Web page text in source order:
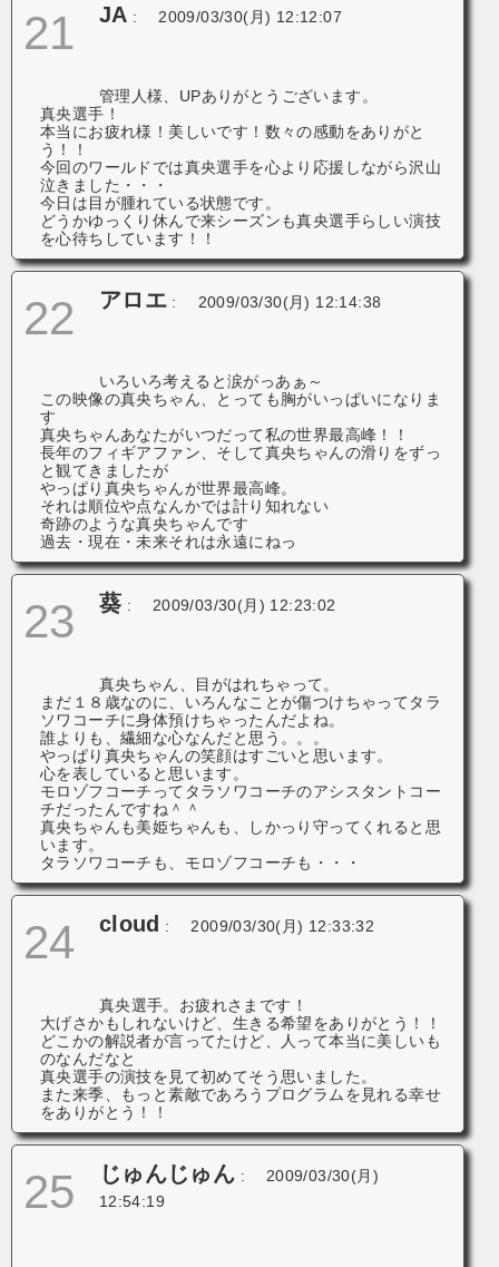
21 JA : 2009/03/30(月) 12:12:07
管理人様、UPありがとうございます。
真央選手！
本当にお疲れ様！美しいです！数々の感動をありがと
う！！
今回のワールドでは真央選手を心より応援しながら沢山
泣きました・・・
今日は目が腫れている状態です。
どうかゆっくり休んで来シーズンも真央選手らしい演技
を心待ちしています！！
22 アロエ : 2009/03/30(月) 12:14:38
いろいろ考えると涙がっあぁ～
この映像の真央ちゃん、とっても胸がいっぱいになりま
す
真央ちゃんあなたがいつだって私の世界最高峰！！
長年のフィギアファン、そして真央ちゃんの滑りをずっ
と観てきましたが
やっぱり真央ちゃんが世界最高峰。
それは順位や点なんかでは計り知れない
奇跡のような真央ちゃんです
過去・現在・未来それは永遠にねっ
23 葵 : 2009/03/30(月) 12:23:02
真央ちゃん、目がはれちゃって。
まだ１８歳なのに、いろんなことが傷つけちゃってタラ
ソワコーチに身体預けちゃったんだよね。
誰よりも、繊細な心なんだと思う。。。
やっぱり真央ちゃんの笑顔はすごいと思います。
心を表していると思います。
モロゾフコーチってタラソワコーチのアシスタントコー
チだったんですね＾＾
真央ちゃんも美姫ちゃんも、しかっり守ってくれると思
います。
タラソワコーチも、モロゾフコーチも・・・
24 cloud : 2009/03/30(月) 12:33:32
真央選手。お疲れさまです！
大げさかもしれないけど、生きる希望をありがとう！！
どこかの解説者が言ってたけど、人って本当に美しいも
のなんだなと
真央選手の演技を見て初めてそう思いました。
また来季、もっと素敵であろうプログラムを見れる幸せ
をありがとう！！
25 じゅんじゅん :
2009/03/30(月)
12:54:19